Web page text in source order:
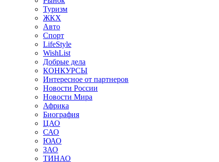
Туризм
ЖКХ
Авто
Спорт
LifeStyle
WishList
Добрые дела
КОНКУРСЫ
Интересное от партнеров
Новости России
Новости Мира
Африка
Биография
ЦАО
САО
ЮАО
ЗАО
ТИНАО